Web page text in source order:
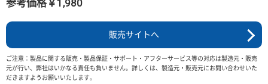
参考価格￥1,980
販売サイトへ
ご注意：製品に関する販売・製品保証・サポート・アフターサービス等の対応は製造元・販売
元が行い、弊社はいかなる責任も負いません。詳しくは、製造元・販売元にお問い合わせいた
だきますようお願いいたします。